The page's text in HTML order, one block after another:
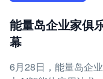
能量岛企业家俱
幕
6月28日，能量岛企